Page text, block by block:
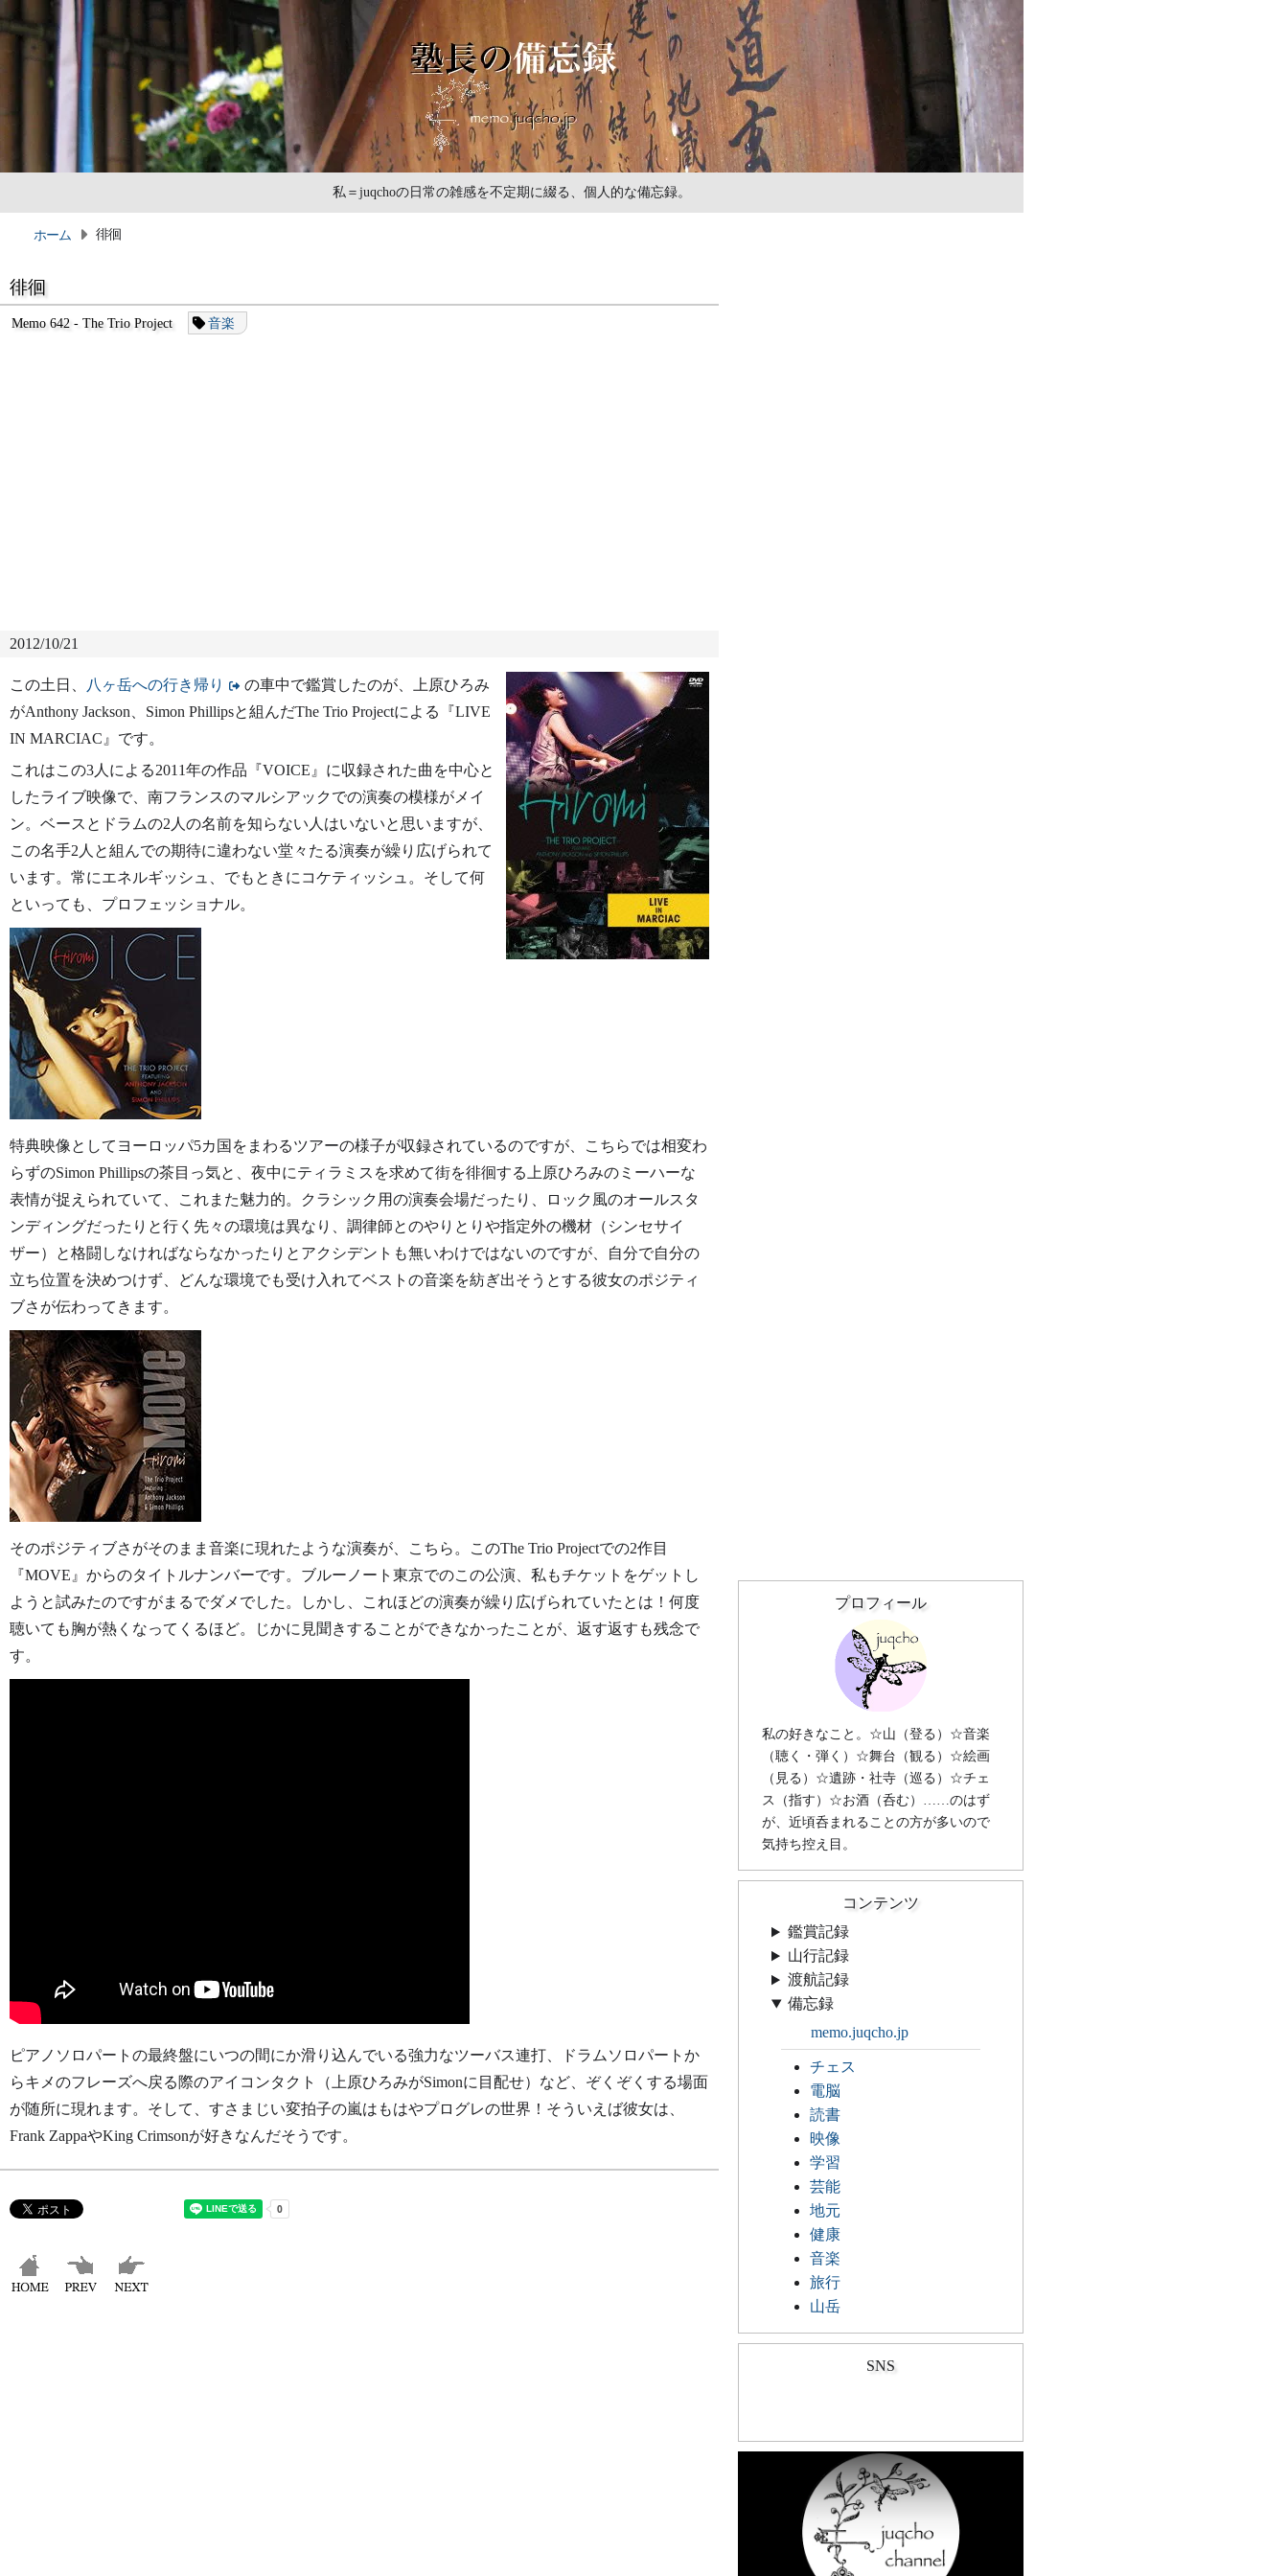
私＝juqchoの日常の雑感を不定期に綴る、個人的な備忘録。
ホーム 徘徊
徘徊
Memo 642 - The Trio Project 音楽
2012/10/21
この土日、 八ヶ岳への行き帰り
の車中で鑑賞したのが、上原ひろみ
がAnthony Jackson、Simon Phillipsと組んだThe Trio Projectによる『LIVE
IN MARCIAC』です。
これはこの3人による2011年の作品『VOICE』に収録された曲を中心と
したライブ映像で、南フランスのマルシアックでの演奏の模様がメイ
ン。ベースとドラムの2人の名前を知らない人はいないと思いますが、
この名手2人と組んでの期待に違わない堂々たる演奏が繰り広げられて
います。常にエネルギッシュ、でもときにコケティッシュ。そして何
といっても、プロフェッショナル。
特典映像としてヨーロッパ5カ国をまわるツアーの様子が収録されているのですが、こちらでは相変わ
らずのSimon Phillipsの茶目っ気と、夜中にティラミスを求めて街を徘徊する上原ひろみのミーハーな
表情が捉えられていて、これまた魅力的。クラシック用の演奏会場だったり、ロック風のオールスタ
ンディングだったりと行く先々の環境は異なり、調律師とのやりとりや指定外の機材（シンセサイ
ザー）と格闘しなければならなかったりとアクシデントも無いわけではないのですが、自分で自分の
立ち位置を決めつけず、どんな環境でも受け入れてベストの音楽を紡ぎ出そうとする彼女のポジティ
ブさが伝わってきます。
そのポジティブさがそのまま音楽に現れたような演奏が、こちら。このThe Trio Projectでの2作目
『MOVE』からのタイトルナンバーです。ブルーノート東京でのこの公演、私もチケットをゲットし
ようと試みたのですがまるでダメでした。しかし、これほどの演奏が繰り広げられていたとは！何度
聴いても胸が熱くなってくるほど。じかに見聞きすることができなかったことが、返す返すも残念で
す。
ピアノソロパートの最終盤にいつの間にか滑り込んでいる強力なツーバス連打、ドラムソロパートか
らキメのフレーズへ戻る際のアイコンタクト（上原ひろみがSimonに目配せ）など、ぞくぞくする場面
が随所に現れます。そして、すさまじい変拍子の嵐はもはやプログレの世界！そういえば彼女は、
Frank ZappaやKing Crimsonが好きなんだそうです。
プロフィール
私の好きなこと。☆山（登る）☆音楽
（聴く・弾く）☆舞台（観る）☆絵画
（見る）☆遺跡・社寺（巡る）☆チェ
ス（指す）☆お酒（呑む）……のはず
が、近頃呑まれることの方が多いので
気持ち控え目。
コンテンツ
鑑賞記録
山行記録
渡航記録
備忘録
memo.juqcho.jp
チェス
電脳
読書
映像
学習
芸能
地元
健康
音楽
旅行
山岳
SNS
Play